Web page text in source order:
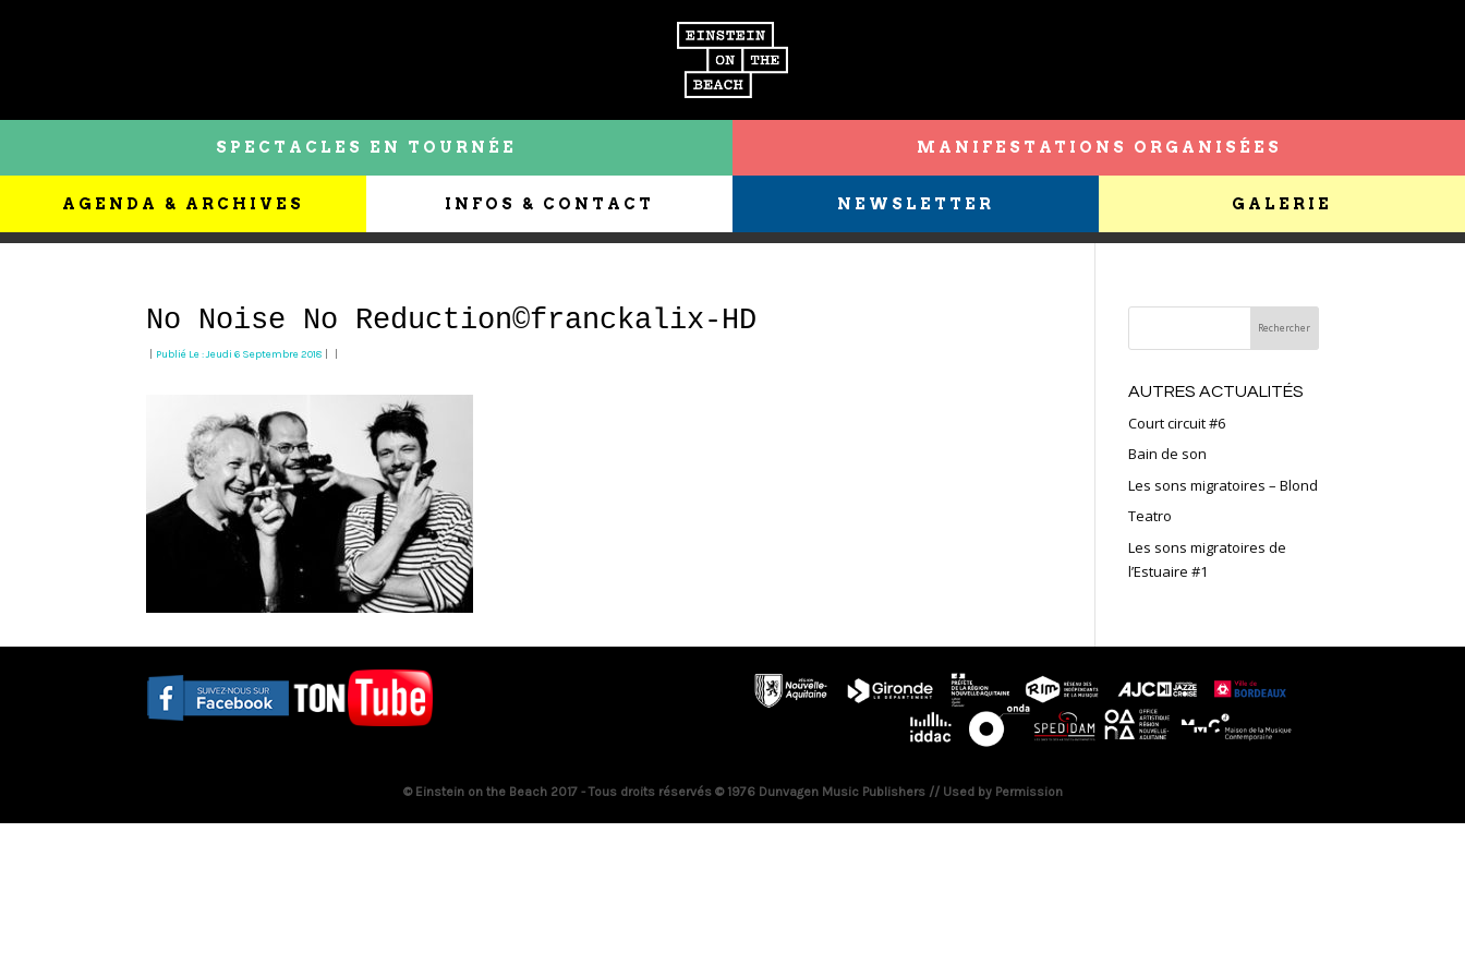
SPECTACLES EN TOURNÉE MANIFESTATIONS ORGANISÉES
AGENDA & ARCHIVES INFOS & CONTACT NEWSLETTER GALERIE
No Noise No Reduction©franckalix-HD
Publié Le : Jeudi 6 Septembre 2018
AUTRES ACTUALITÉS
Court circuit #6
Bain de son
Les sons migratoires – Blond
Teatro
Les sons migratoires de
l’Estuaire #1
© Einstein on the Beach 2017 - Tous droits réservés © 1976 Dunvagen Music Publishers // Used by Permission